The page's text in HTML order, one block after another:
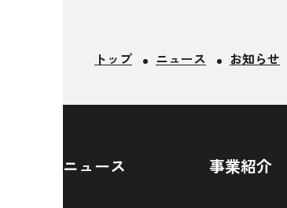
トップ ニュース お知らせ
ニュース 事業紹介